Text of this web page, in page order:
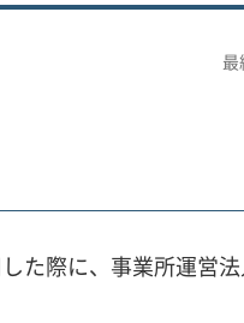
た際に、事業所運営